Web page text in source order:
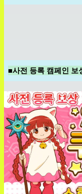
■사전 등록 캠페인 보